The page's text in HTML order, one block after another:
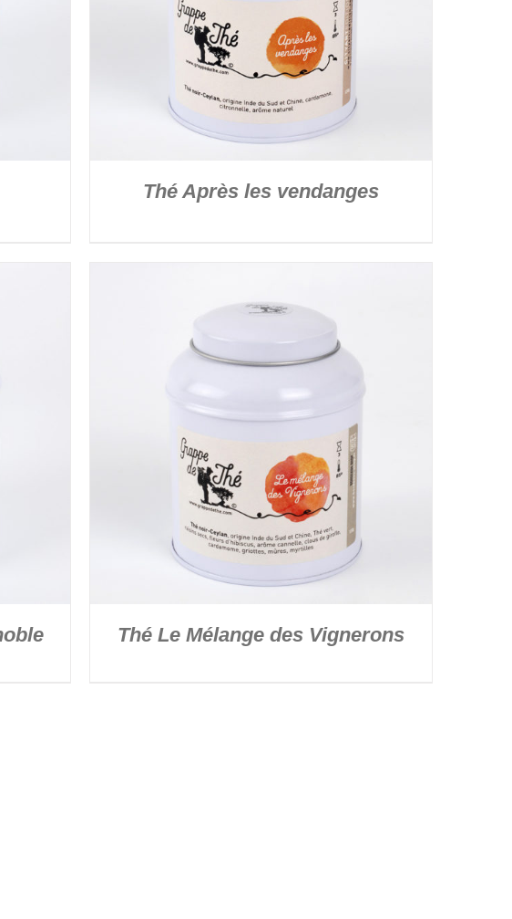
Thé Après les vendanges
Thé Le Mélange des Vignerons